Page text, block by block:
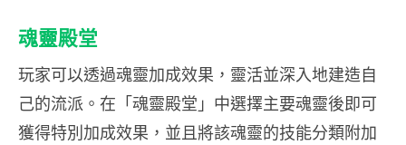
魂靈殿堂
玩家可以透過魂靈加成效果，靈活並深入地建造自
己的流派。在「魂靈殿堂」中選擇主要魂靈後即可
獲得特別加成效果，並且將該魂靈的技能分類附加